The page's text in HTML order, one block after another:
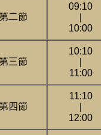
二節
09:10
10:00
三節
10:10
11:00
四節
11:10
12:00